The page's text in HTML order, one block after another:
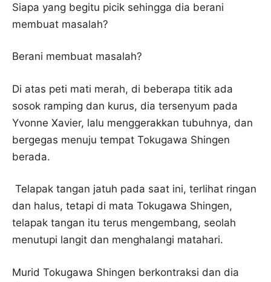
Siapa yang begitu picik sehingga dia berani
membuat masalah?
Berani membuat masalah?
Di atas peti mati merah, di beberapa titik ada
sosok ramping dan kurus, dia tersenyum pada
Yvonne Xavier, lalu menggerakkan tubuhnya, dan
bergegas menuju tempat Tokugawa Shingen
berada.
Telapak tangan jatuh pada saat ini, terlihat ringan
dan halus, tetapi di mata Tokugawa Shingen,
telapak tangan itu terus mengembang, seolah
menutupi langit dan menghalangi matahari.
Murid Tokugawa Shingen berkontraksi dan dia